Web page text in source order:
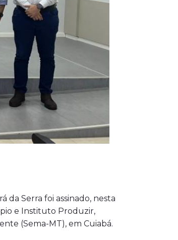
Serra foi assinado, nesta
e Instituto Produzir,
(Sema-MT), em Cuiabá.